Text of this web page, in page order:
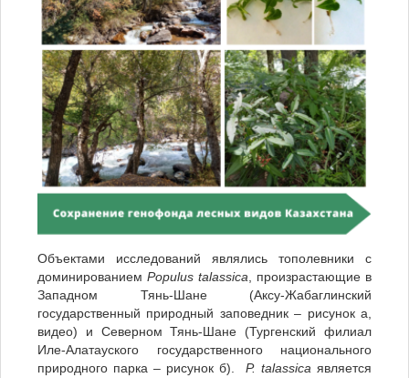
Объектами исследований являлись тополевники с
доминированием Populus talassica , произрастающие в
Западном Тянь-Шане (Аксу-Жабаглинский
государственный природный заповедник – рисунок а,
видео) и Северном Тянь-Шане (Тургенский филиал
Иле-Алатауского государственного национального
природного парка – рисунок б). P. talassica является